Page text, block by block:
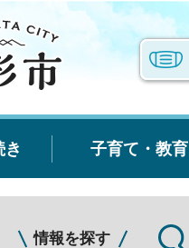
子育て・教育
情報を探す